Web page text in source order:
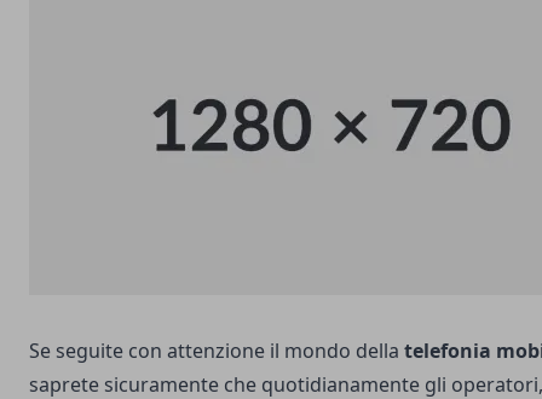
Se seguite con attenzione il mondo della telefonia
saprete sicuramente che quotidianamente gli